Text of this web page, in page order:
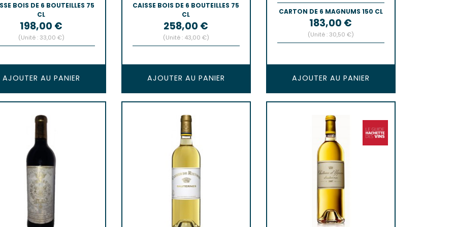
BOIS DE 6 BOUTEILLES 75
CL
Prix
198,00 €
(Unité : 33,00 €)
AJOUTER AU PANIER
CAISSE BOIS DE 6 BOUTEILLES 75
CL
Prix
258,00 €
(Unité : 43,00 €)
AJOUTER AU PANIER
CARTON DE 6 MAGNUMS 150 CL
Prix
183,00 €
(Unité : 30,50 €)
AJOUTER AU PANIER